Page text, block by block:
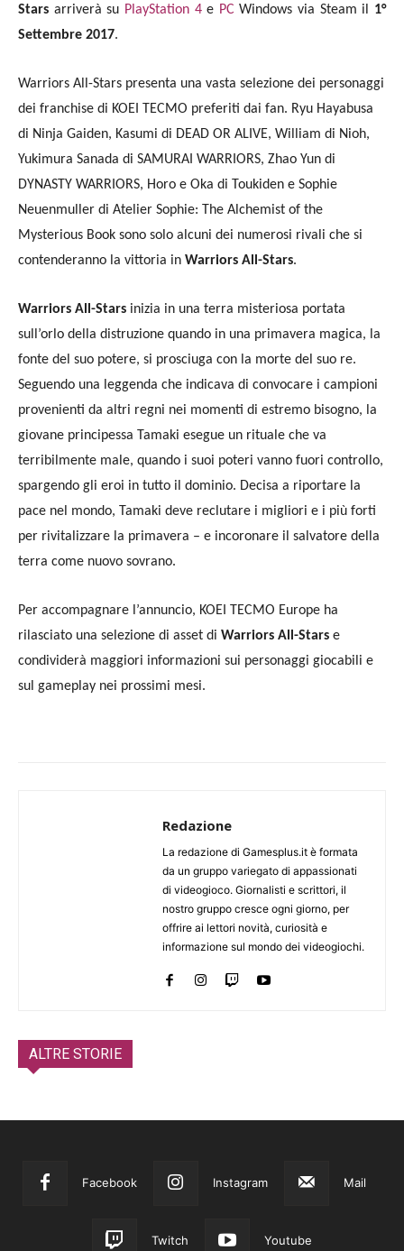
Stars arriverà su PlayStation 4e PC Windows via Steam il 1°
Settembre 2017.
Warriors All-Stars presenta una vasta selezione dei personaggi
dei franchise di KOEI TECMO preferiti dai fan. Ryu Hayabusa
di Ninja Gaiden, Kasumi di DEAD OR ALIVE, William di Nioh,
Yukimura Sanada di SAMURAI WARRIORS, Zhao Yun di
DYNASTY WARRIORS, Horo e Oka di Toukiden e Sophie
Neuenmuller di Atelier Sophie: The Alchemist of the
Mysterious Book sono solo alcuni dei numerosi rivali che si
contenderanno la vittoria in Warriors All-Stars.
Warriors All-Stars inizia in una terra misteriosa portata
sull’orlo della distruzione quando in una primavera magica, la
fonte del suo potere, si prosciuga con la morte del suo re.
Seguendo una leggenda che indicava di convocare i campioni
provenienti da altri regni nei momenti di estremo bisogno, la
giovane principessa Tamaki esegue un rituale che va
terribilmente male, quando i suoi poteri vanno fuori controllo,
spargendo gli eroi in tutto il dominio. Decisa a riportare la
pace nel mondo, Tamaki deve reclutare i migliori e i più forti
per rivitalizzare la primavera – e incoronare il salvatore della
terra come nuovo sovrano.
Per accompagnare l’annuncio, KOEI TECMO Europe ha
rilasciato una selezione di asset di Warriors All-Stars e
condividerà maggiori informazioni sui personaggi giocabili e
sul gameplay nei prossimi mesi.
Redazione
La redazione di Gamesplus.it è formata
da un gruppo variegato di appassionati
di videogioco. Giornalisti e scrittori, il
nostro gruppo cresce ogni giorno, per
offrire ai lettori novità, curiosità e
informazione sul mondo dei videogiochi.
ALTRE STORIE
Facebook Instagram Mail
Twitch Youtube